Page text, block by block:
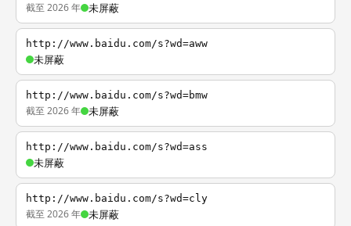
截至 2026 年 未屏蔽
http://www.baidu.com/s?wd=aww
未屏蔽
http://www.baidu.com/s?wd=bmw
截至 2026 年 未屏蔽
http://www.baidu.com/s?wd=ass
未屏蔽
http://www.baidu.com/s?wd=cly
截至 2026 年 未屏蔽